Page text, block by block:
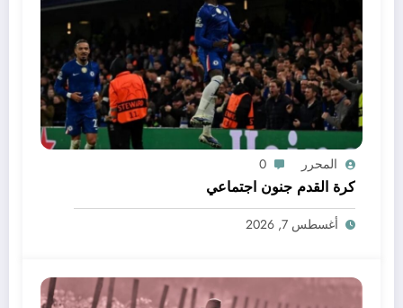
المحرر 0
كرة القدم جنون اجتماعي
أغسطس 7, 2026